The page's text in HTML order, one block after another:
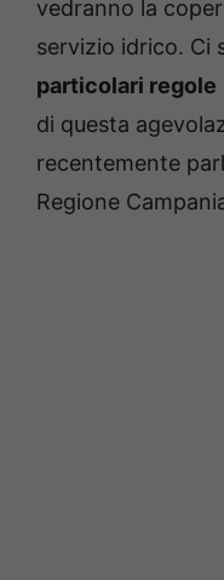
vedranno la
servizio idrico. Ci
particolari regole
di questa
recentemente
Regione